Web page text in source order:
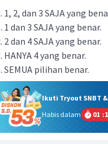
1, 2, dan 3 SAJA yang
1 dan 3 SAJA yang benar.
2 dan 4 SAJA yang benar.
HANYA 4 yang benar.
SEMUA pilihan benar.
Ikuti Tryout SNBT
Habis dalam
01 :